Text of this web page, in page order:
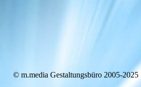
© m.media Gestaltungsbüro 2005-2025